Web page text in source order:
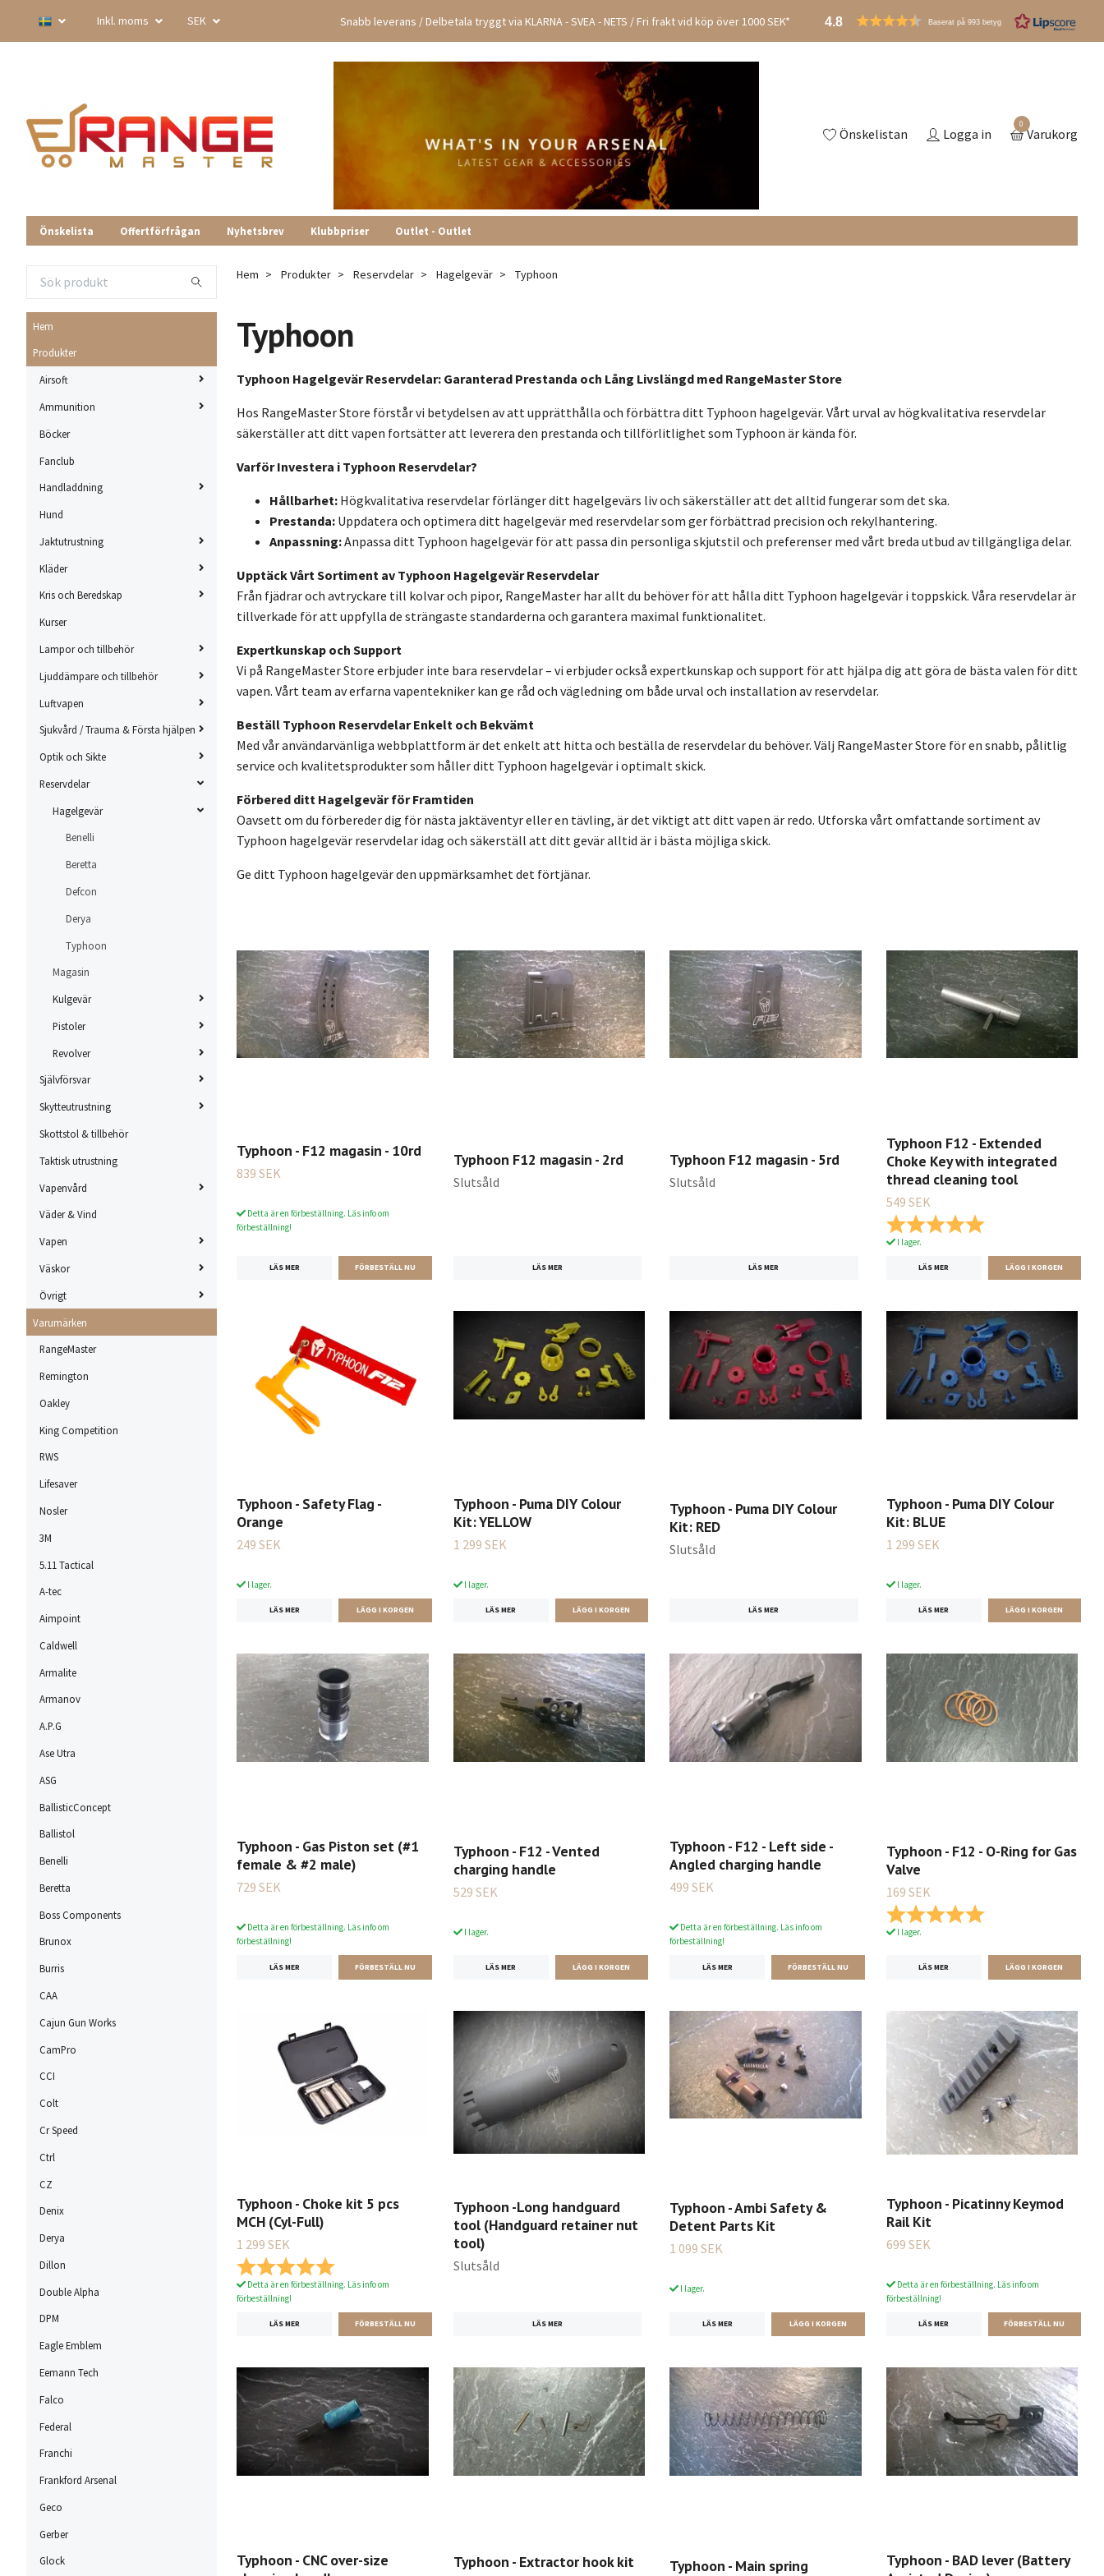
Inkl. moms SEK Snabb leverans / Delbetala tryggt via KLARNA - SVEA - NETS / Fri frakt vid köp över 1000 SEK* 4.8 Baserat på 993 betyg
Önskelistan Logga in
0
Varukorg
Önskelista Offertförfrågan Nyhetsbrev Klubbpriser Outlet - Outlet
Hem
Produkter
Airsoft
Ammunition
Böcker
Fanclub
Handladdning
Hund
Jaktutrustning
Kläder
Kris och Beredskap
Kurser
Lampor och tillbehör
Ljuddämpare och tillbehör
Luftvapen
Sjukvård / Trauma & Första hjälpen
Optik och Sikte
Reservdelar
Hagelgevär
Benelli
Beretta
Defcon
Derya
Typhoon
Magasin
Kulgevär
Pistoler
Revolver
Självförsvar
Skytteutrustning
Skottstol & tillbehör
Taktisk utrustning
Vapenvård
Väder & Vind
Vapen
Väskor
Övrigt
Varumärken
RangeMaster
Remington
Oakley
King Competition
RWS
Lifesaver
Nosler
3M
5.11 Tactical
A-tec
Aimpoint
Caldwell
Armalite
Armanov
A.P.G
Ase Utra
ASG
BallisticConcept
Ballistol
Benelli
Beretta
Boss Components
Brunox
Burris
CAA
Cajun Gun Works
CamPro
CCI
Colt
Cr Speed
Ctrl
CZ
Denix
Derya
Dillon
Double Alpha
DPM
Eagle Emblem
Eemann Tech
Falco
Federal
Franchi
Frankford Arsenal
Geco
Gerber
Glock
Hem Produkter Reservdelar Hagelgevär Typhoon
Typhoon
Typhoon Hagelgevär Reservdelar: Garanterad Prestanda och Lång Livslängd med RangeMaster Store
Hos RangeMaster Store förstår vi betydelsen av att upprätthålla och förbättra ditt Typhoon hagelgevär. Vårt urval av högkvalitativa reservdelar
säkerställer att ditt vapen fortsätter att leverera den prestanda och tillförlitlighet som Typhoon är kända för.
Varför Investera i Typhoon Reservdelar?
Hållbarhet: Högkvalitativa reservdelar förlänger ditt hagelgevärs liv och säkerställer att det alltid fungerar som det ska.
Prestanda: Uppdatera och optimera ditt hagelgevär med reservdelar som ger förbättrad precision och rekylhantering.
Anpassning:Anpassa ditt Typhoon hagelgevär för att passa din personliga skjutstil och preferenser med vårt breda utbud av tillgängliga delar.
Upptäck Vårt Sortiment av Typhoon Hagelgevär Reservdelar
Från fjädrar och avtryckare till kolvar och pipor, RangeMaster har allt du behöver för att hålla ditt Typhoon hagelgevär i toppskick. Våra reservdelar är
tillverkade för att uppfylla de strängaste standarderna och garantera maximal funktionalitet.
Expertkunskap och Support
Vi på RangeMaster Store erbjuder inte bara reservdelar – vi erbjuder också expertkunskap och support för att hjälpa dig att göra de bästa valen för ditt
vapen. Vårt team av erfarna vapentekniker kan ge råd och vägledning om både urval och installation av reservdelar.
Beställ Typhoon Reservdelar Enkelt och Bekvämt
Med vår användarvänliga webbplattform är det enkelt att hitta och beställa de reservdelar du behöver. Välj RangeMaster Store för en snabb, pålitlig
service och kvalitetsprodukter som håller ditt Typhoon hagelgevär i optimalt skick.
Förbered ditt Hagelgevär för Framtiden
Oavsett om du förbereder dig för nästa jaktäventyr eller en tävling, är det viktigt att ditt vapen är redo. Utforska vårt omfattande sortiment av
Typhoon hagelgevär reservdelar idag och säkerställ att ditt gevär alltid är i bästa möjliga skick.
Ge ditt Typhoon hagelgevär den uppmärksamhet det förtjänar.
Typhoon - F12 magasin - 10rd
839 SEK
Detta är en förbeställning. Läs info om
förbeställning!
LÄS MER
Typhoon F12 magasin - 2rd
Slutsåld
LÄS MER
Typhoon F12 magasin - 5rd
Slutsåld
LÄS MER
Typhoon F12 - Extended
Choke Key with integrated
thread cleaning tool
549 SEK
Betyg:
5.0 utav 5 stjärnor
I lager.
LÄS MER
Typhoon - Safety Flag -
Orange
249 SEK
I lager.
LÄS MER
Typhoon - Puma DIY Colour
Kit: YELLOW
1 299 SEK
I lager.
LÄS MER
Typhoon - Puma DIY Colour
Kit: RED
Slutsåld
LÄS MER
Typhoon - Puma DIY Colour
Kit: BLUE
1 299 SEK
I lager.
LÄS MER
Typhoon - Gas Piston set (#1
female & #2 male)
729 SEK
Detta är en förbeställning. Läs info om
förbeställning!
LÄS MER
Typhoon - F12 - Vented
charging handle
529 SEK
I lager.
LÄS MER
Typhoon - F12 - Left side -
Angled charging handle
499 SEK
Detta är en förbeställning. Läs info om
förbeställning!
LÄS MER
Typhoon - F12 - O-Ring for Gas
Valve
169 SEK
Betyg:
5.0 utav 5 stjärnor
I lager.
LÄS MER
Typhoon - Choke kit 5 pcs
MCH (Cyl-Full)
1 299 SEK
Betyg:
Detta är en förbeställning. Läs info om
förbeställning!
LÄS MER
Typhoon -Long handguard
tool (Handguard retainer nut
tool)
Slutsåld
LÄS MER
Typhoon - Ambi Safety &
Detent Parts Kit
1 099 SEK
I lager.
LÄS MER
Typhoon - Picatinny Keymod
Rail Kit
699 SEK
Detta är en förbeställning. Läs info om
förbeställning!
LÄS MER
Typhoon - CNC over-size
Typhoon - Extractor hook kit Typhoon - Main spring
Typhoon - BAD lever (Battery